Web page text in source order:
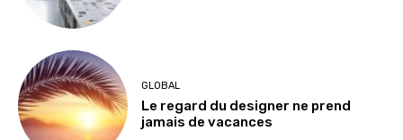
GLOBAL
Le regard du designer ne prend
jamais de vacances